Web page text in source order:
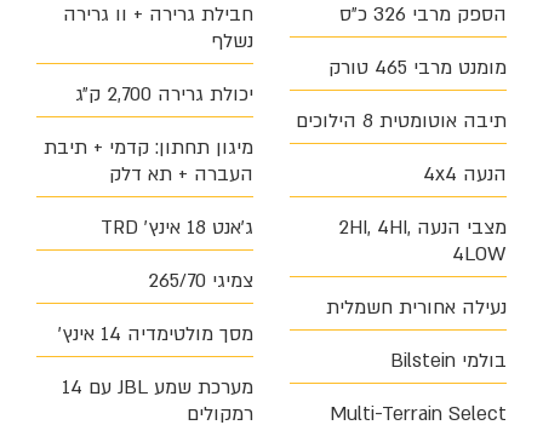
הספק מרבי 326 כ״ס
מומנט מרבי 465 טורק
תיבה אוטומטית 8 הילוכים
הנעה 4x4
מצבי הנעה 2HI, 4HI,
4LOW
נעילה אחורית חשמלית
בולמי Bilstein
Multi-Terrain Select
חבילת גרירה + וו גרירה
נשלף
יכולת גרירה 2,700 ק״ג
מיגון תחתון: קדמי + תיבת
העברה + תא דלק
ג׳אנט 18 אינץ׳ TRD
צמיגי 265/70
מסך מולטימדיה 14 אינץ׳
מערכת שמע JBL עם 14
רמקולים